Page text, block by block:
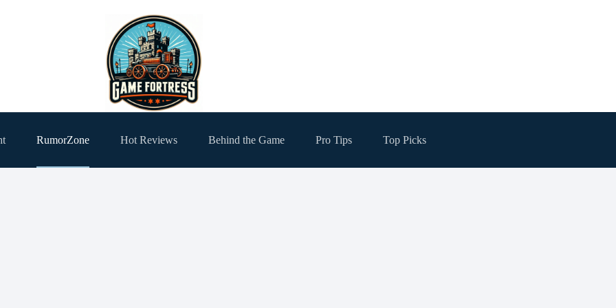
RumorZone Hot Reviews Behind the Game Pro Tips Top Picks